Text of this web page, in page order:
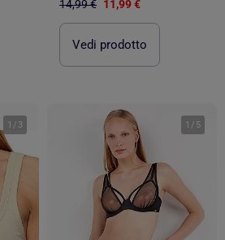
14,99 € 11,99 €
Vedi prodotto
1 / 3 1 / 5